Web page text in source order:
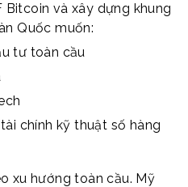
Bitcoin và xây dựng khung
Quốc muốn:
tư toàn cầu
chính kỹ thuật số hàng
xu hướng toàn cầu. Mỹ